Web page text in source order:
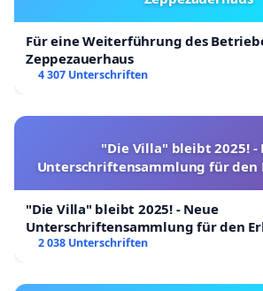
Für eine Weiterführung des
Zeppezauerhaus
4 307 Unterschriften
"Die Villa" bleibt 2025! -
Unterschriftensammlung für den
"Die Villa" bleibt 2025! - Neue
Unterschriftensammlung für den
2 038 Unterschriften